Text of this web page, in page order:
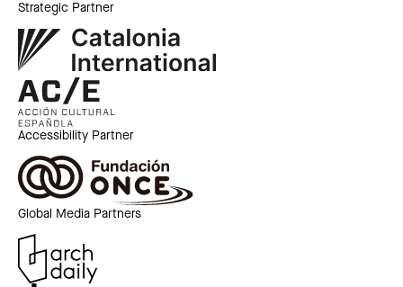
Strategic Partner
Accessibility Partner
Global Media Partners